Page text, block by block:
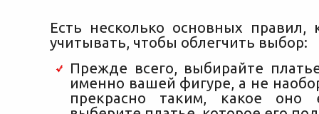
Есть несколько основных правил,
учитывать, чтобы облегчить выбор:
Прежде всего, выбирайте
именно вашей фигуре, а не
прекрасно таким, какое оно